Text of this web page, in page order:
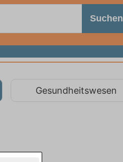
Suchen
Gesundheitswesen